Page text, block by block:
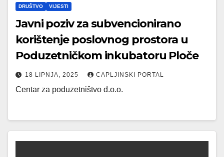
DRUŠTVO VIJESTI
Javni poziv za subvencionirano
korištenje poslovnog prostora u
Poduzetničkom inkubatoru Ploče
18 LIPNJA, 2025 CAPLJINSKI PORTAL
Centar za poduzetništvo d.o.o.